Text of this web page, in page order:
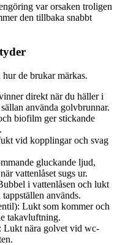
var orsaken troligen
den tillbaka snabbt
de brukar märkas.
direkt när du häller i
använda golvbrunnar.
biofilm ger stickande
vid kopplingar och svag
gluckande ljud,
vattenlåset sugs ur.
i vattenlåsen och lukt
används.
Lukt som kommer och
takavluftning.
Lukt nära golvet vid wc-